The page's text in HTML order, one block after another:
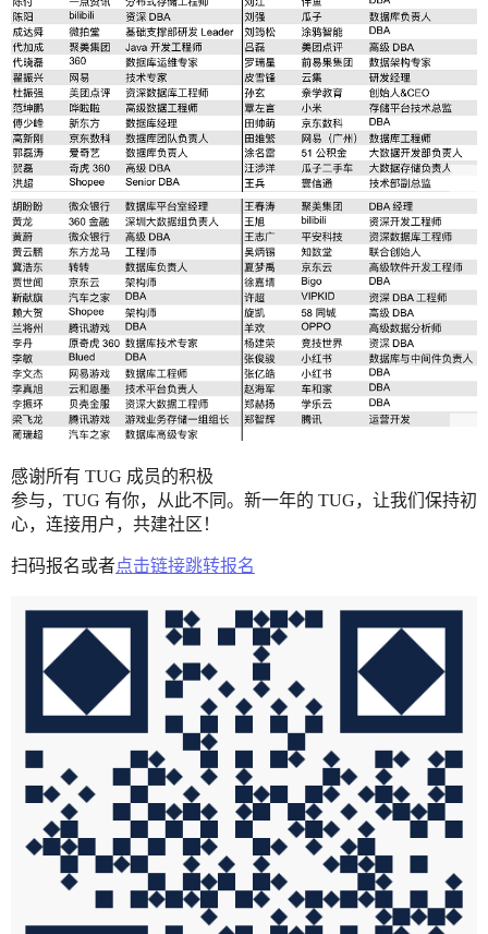
感谢所有 TUG 成员的积极
参与，TUG 有你，从此不同。新一年的 TUG，让我们保持初
心，连接用户，共建社区！
扫码报名或者点击链接跳转报名